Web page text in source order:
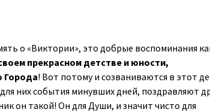
о «Виктории», это добрые воспоминания
прекрасном детстве и юности,
Города! Вот потому и созваниваются в этот
них события минувших дней, поздравляют
он такой! Он для Души, и значит чисто для